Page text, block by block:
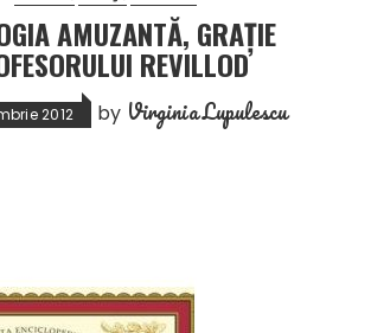
AMUZANTĂ, GRAȚIE
REVILLOD
2012 by Virginia Lupulescu